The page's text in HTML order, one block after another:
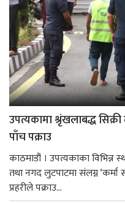
उपत्यकामा श्रृंखलाबद्ध
पाँच पक्राउ
काठमाडौं । उपत्यकाका विभिन्न
तथा नगद लुटपाटमा संलग्न
प्रहरीले पक्राउ...